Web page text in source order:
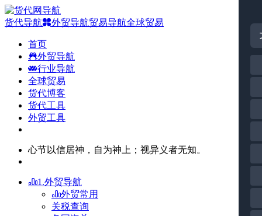
货代导航 外贸导航贸易导航全球贸易
首页
外贸导航
行业导航
全球贸易
货代博客
货代工具
外贸工具
心节以信居神，自为神上；视异义者无知。
1.外贸导航
外贸常用
关税查询